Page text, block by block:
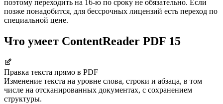
поэтому переходить на 16-ю по сроку не обязательно. Если
позже понадобится, для бессрочных лицензий есть переход по
специальной цене.
Что умеет ContentReader PDF 15
Правка текста прямо в PDF
Изменение текста на уровне слова, строки и абзаца, в том
числе на отсканированных документах, с сохранением
структуры.